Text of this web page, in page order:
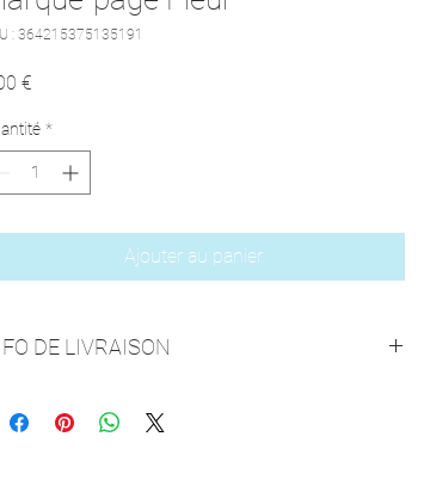
: 364215375135191
€
*
Ajouter au panier
DE LIVRAISON
supplémentaire pour le timbre)